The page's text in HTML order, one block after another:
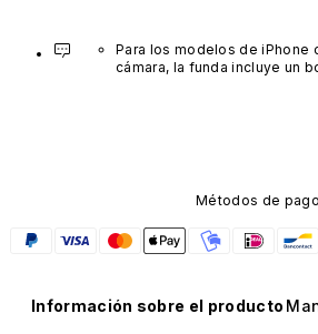
Para los modelos de iPhone
cámara, la funda incluye un
Métodos de pago
Información sobre el producto